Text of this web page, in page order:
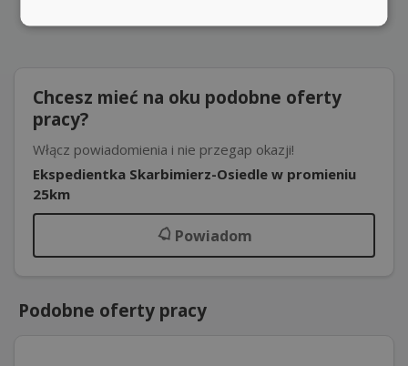
Chcesz mieć na oku podobne oferty
pracy?
Włącz powiadomienia i nie przegap okazji!
Ekspedientka Skarbimierz-Osiedle w promieniu
25km
Powiadom
Podobne oferty pracy